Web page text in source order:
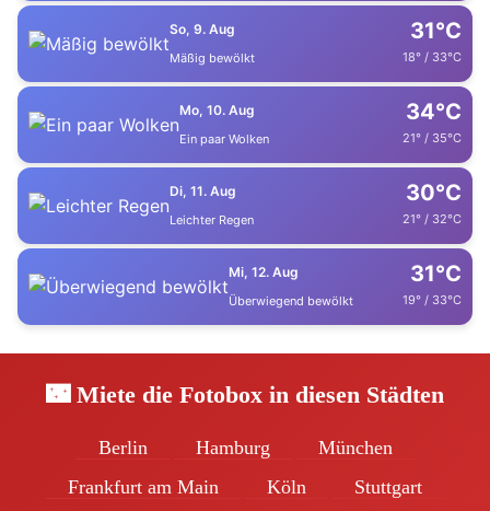
So, 9. Aug
Mäßig bewölkt
31°C
18° / 33°C
Mo, 10. Aug
Ein paar Wolken
34°C
21° / 35°C
Di, 11. Aug
Leichter Regen
30°C
21° / 32°C
Mi, 12. Aug
Überwiegend bewölkt
31°C
19° / 33°C
🌃 Miete die Fotobox in diesen Städten
Berlin Hamburg
München
Frankfurt am Main
Köln Stuttgart